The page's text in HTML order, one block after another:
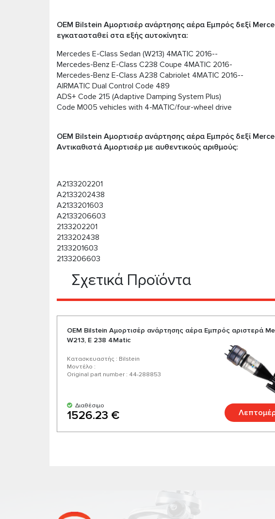
OEM Bilstein Αμορτισέρ ανάρτησης αέρα Εμπρός δεξί
εγκατασταθεί στα εξής αυτοκίνητα:
Mercedes E-Class Sedan (W213) 4MATIC 2016--
Mercedes-Benz E-Class C238 Coupe 4MATIC 2016-
Mercedes-Benz E-Class A238 Cabriolet 4MATIC 2016--
AIRMATIC Dual Control Code 489
ADS+ Code 215 (Adaptive Damping System Plus)
Code M005 vehicles with 4-MATIC/four-wheel drive
OEM Bilstein Αμορτισέρ ανάρτησης αέρα Εμπρός δεξί
Αντικαθιστά Αμορτισέρ με αυθεντικούς αριθμούς:
A2133202201
A2133202438
A2133201603
A2133206603
2133202201
2133202438
2133201603
2133206603
Σχετικά Προϊόντα
OEM Bilstein Αμορτισέρ ανάρτησης αέρα Εμπρός αριστερά
W213, E 238 4Matic
Κατασκευαστής : Bilstein
Μοντέλο :
Original part number : 44-288853
Διαθέσιμο
1526.23 €